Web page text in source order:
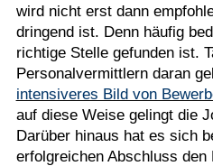
wird nicht erst dann
dringend ist. Denn häufig
richtige Stelle gefunden ist.
Personalvermittlern daran
intensiveres Bild von
auf diese Weise gelingt die
Darüber hinaus hat es sich
erfolgreichen Abschluss den